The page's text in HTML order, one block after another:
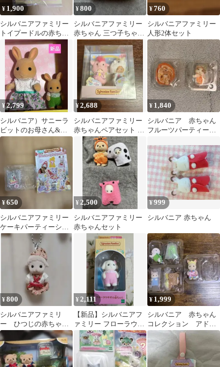
¥ 1,900
シルバニアファミリー
トイプードルの赤ちゃ
ん シルバニアパーク限
¥800
シルバニアファミリー
赤ちゃん 三つ子ちゃ
ん ペルシャネコ
¥760
シルバニアファミリー
人形2体セット
¥2,799
シルバニア）サニーラ
ビットのお母さん&赤
ちゃんセット
¥2,688
シルバニアファミリー
赤ちゃんペアセット ユ
ニコーン 新品未開封
¥ 1,840
シルバニア 赤ちゃん
フルーツパーティー
ん ２点セット
¥650
シルバニアファミリー
ケーキパーティーシリ
ーズ ハスキーの小さい
¥ 2,500
シルバニアファミリー
赤ちゃんセット
¥999
シルバニア 赤ちゃん
¥800
シルバニアファミリ
ー ひつじの赤ちゃ
ん キーホルダー
¥ 2,111
【新品】シルバニアフ
ァミリー フローラウサ
ギの赤ちゃん
¥ 1,999
シルバニア 赤ちゃん
コレクション アドベ
ンチャー 3点セット